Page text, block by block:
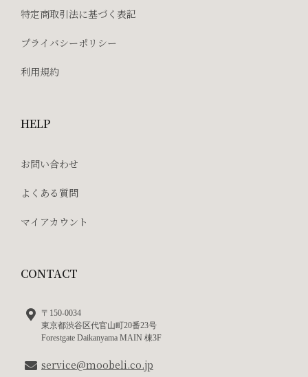
特定商取引法に基づく表記
プライバシーポリシー
利用規約
HELP
お問い合わせ
よくある質問
マイアカウント
CONTACT
〒150-0034
東京都渋谷区代官山町20番23号
Forestgate Daikanyama MAIN 棟3F
service@moobeli.co.jp